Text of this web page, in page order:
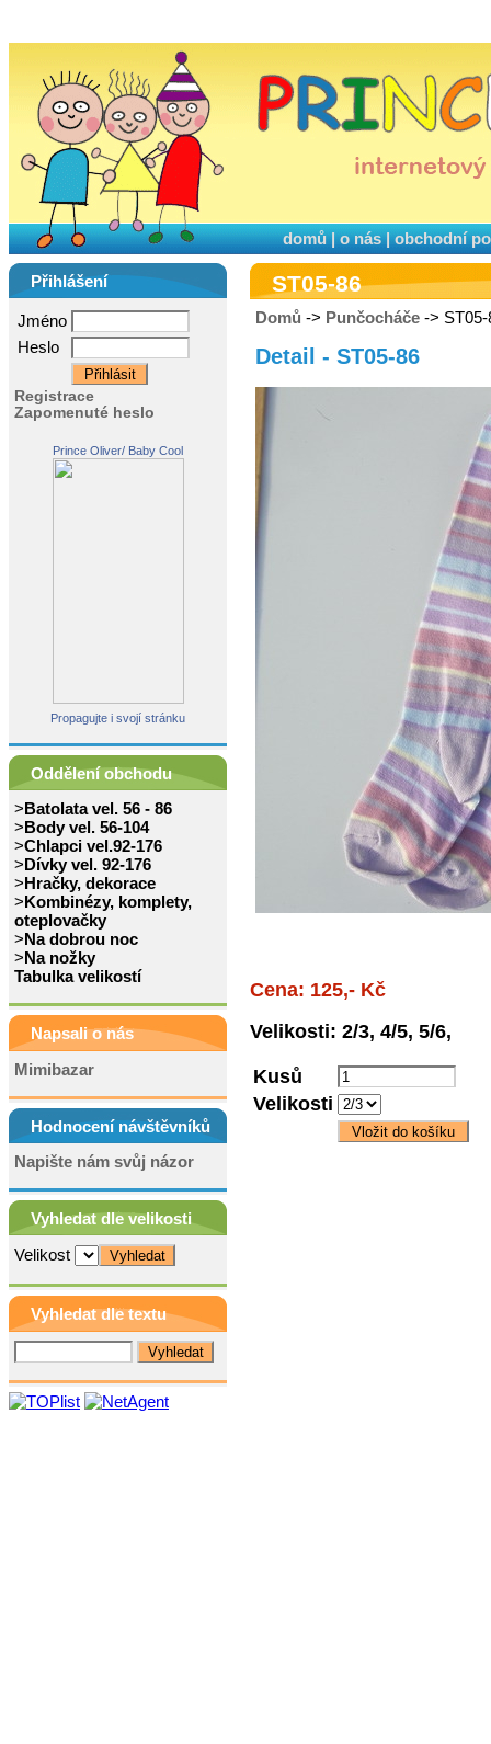
domů|o nás|obchodní
Přihlášení
Jméno
Heslo
Registrace
Zapomenuté heslo
Prince Oliver/ Baby Cool
Propagujte i svojí stránku
Oddělení obchodu
>Batolata vel. 56 - 86
>Body vel. 56-104
>Chlapci vel.92-176
>Dívky vel. 92-176
>Hračky, dekorace
>Kombinézy, komplety,
oteplovačky
>Na dobrou noc
>Na nožky
Tabulka velikostí
Napsali o nás
Mimibazar
Hodnocení návštěvníků
Napište nám svůj názor
Vyhledat dle velikosti
Velikost
Vyhledat dle textu
ST05-86
Domů -> Punčocháče -> ST05-
Detail - ST05-86
Cena: 125,- Kč
Velikosti: 2/3, 4/5, 5/6,
Kusů
Velikosti